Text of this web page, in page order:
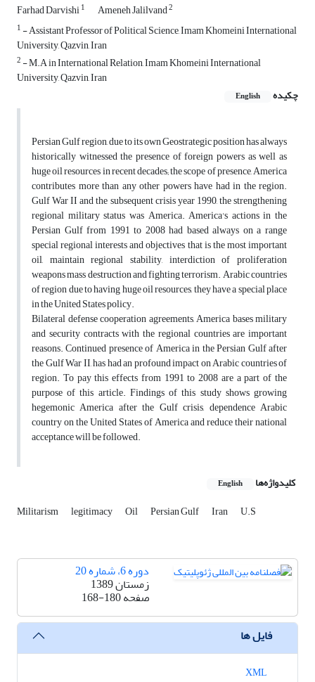
Farhad Darvishi1 Ameneh Jalilvand2
1 - Assistant Professor of Political Science, Imam Khomeini International
University, Qazvin, Iran
2 - M.A in International Relation, Imam Khomeini International
University, Qazvin, Iran
چکیده
English
Persian Gulf region, due to its own Geostrategic position has always
historically witnessed the presence of foreign powers as well as
huge oil resources in recent decades; the scope of presence, America
contributes more than any other powers have had in the region.
Gulf War II and the subsequent crisis year 1990, the strengthening
regional military status was America. America's actions in the
Persian Gulf from 1991 to 2008 had based always on a range
special regional interests and objectives that is the most important
oil, maintain regional stability, interdiction of proliferation
weapons mass destruction and fighting terrorism. Arabic countries
of region due to having huge oil resources, they have a special place
in the United States policy.
Bilateral defense cooperation agreements, America bases military
and security contracts with the regional countries are important
reasons. Continued presence of America in the Persian Gulf after
the Gulf War II, has had an profound impact on Arabic countries of
region. To pay this effects from 1991 to 2008 are a part of the
purpose of this article. Findings of this study shows growing
hegemonic America after the Gulf crisis, dependence Arabic
country on the United States of America and reduce their national
acceptance will be followed.
کلیدواژه‌ها English
Militarism legitimacy Oil Persian Gulf Iran U.S
دوره 6، شماره 20
زمستان 1389
صفحه168-180
فایل ها